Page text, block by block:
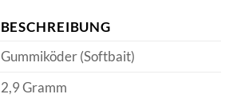
BESCHREIBUNG
Gummiköder (Softbait)
2,9 Gramm